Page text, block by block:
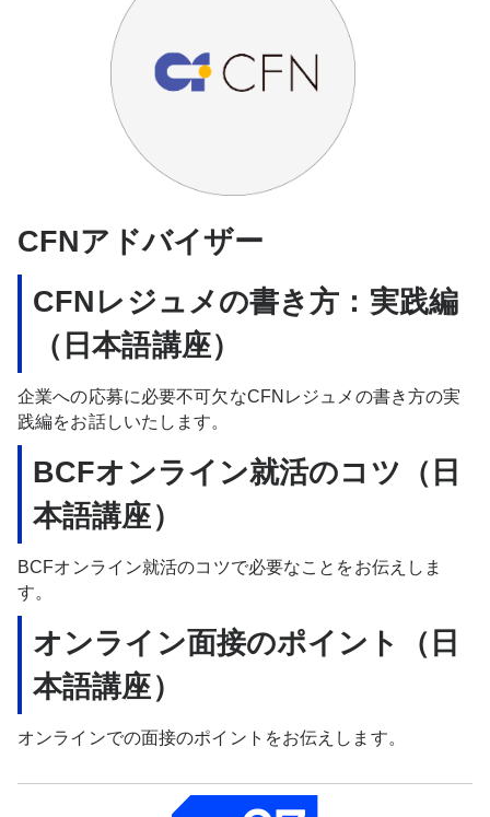
CFNアドバイザー
CFNレジュメの書き方：実践編
（日本語講座）
企業への応募に必要不可欠なCFNレジュメの書き方の実
践編をお話しいたします。
BCFオンライン就活のコツ（日
本語講座）
BCFオンライン就活のコツで必要なことをお伝えしま
す。
オンライン面接のポイント（日
本語講座）
オンラインでの面接のポイントをお伝えします。